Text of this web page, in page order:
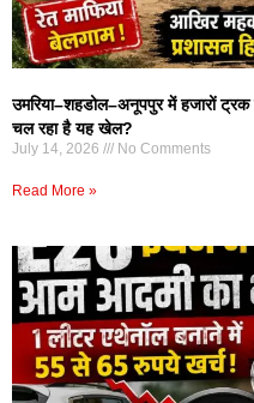
उमरिया–शहडोल–अनूपपुर में हजारों
चल रहा है यह खेल?
July 14, 2026 No Comments
Read More »